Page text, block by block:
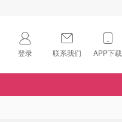
登录 联系我们 APP下载
🇺🇸